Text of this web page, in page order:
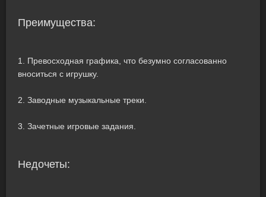
Преимущества:
1. Превосходная графика, что безумно согласованно
вноситься с игрушку.
2. Заводные музыкальные треки.
3. Зачетные игровые задания.
Недочеты: